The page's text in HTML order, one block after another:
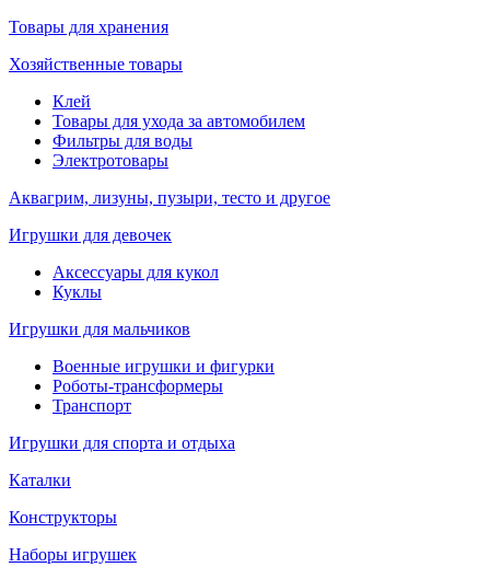
Товары для хранения
Хозяйственные товары
Клей
Товары для ухода за автомобилем
Фильтры для воды
Электротовары
Аквагрим, лизуны, пузыри, тесто и другое
Игрушки для девочек
Аксессуары для кукол
Куклы
Игрушки для мальчиков
Военные игрушки и фигурки
Роботы-трансформеры
Транспорт
Игрушки для спорта и отдыха
Каталки
Конструкторы
Наборы игрушек